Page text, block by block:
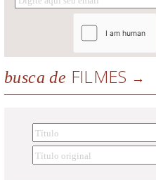
busca de FILMES